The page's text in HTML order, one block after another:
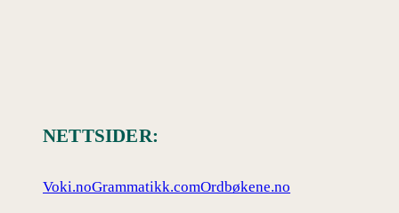
NETTSIDER:
Voki.noGrammatikk.comOrdbøkene.no